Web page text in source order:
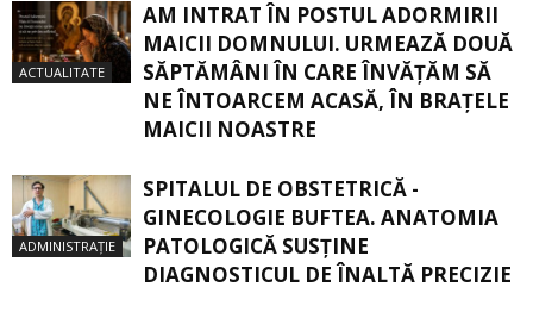
ACTUALITATE
AM INTRAT ÎN POSTUL ADORMIRII
MAICII DOMNULUI. URMEAZĂ DOUĂ
SĂPTĂMÂNI ÎN CARE ÎNVĂŢĂM SĂ
NE ÎNTOARCEM ACASĂ, ÎN BRAŢELE
MAICII NOASTRE
ADMINISTRAȚIE
SPITALUL DE OBSTETRICĂ -
GINECOLOGIE BUFTEA. ANATOMIA
PATOLOGICĂ SUSŢINE
DIAGNOSTICUL DE ÎNALTĂ PRECIZIE